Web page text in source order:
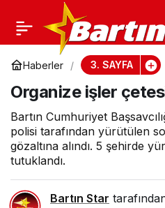
Haberler 3. SAYFA
Organize işler
Bartın Cumhuriyet
polisi tarafından yürütülen
gözaltına alındı. 5 şehirde
tutuklandı.
Bartın Star
Bartınlı aile böcek ilaçlı
salatadan zehirlendi